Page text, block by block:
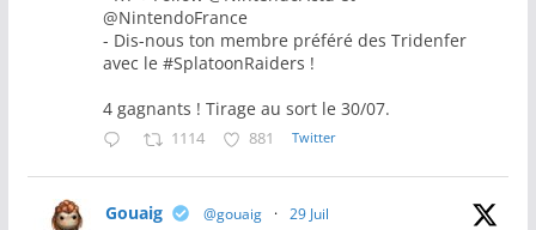
@NintendoFrance
- Dis-nous ton membre préféré des Tridenfer
avec le #SplatoonRaiders !
4 gagnants ! Tirage au sort le 30/07.
1114 881 Twitter
Gouaig @gouaig · 29 Juil